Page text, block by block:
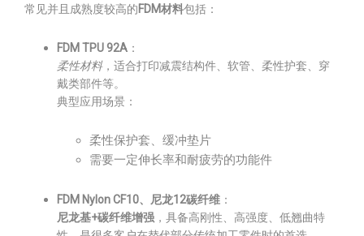
常见并且成熟度较高的FDM材料包括：
FDM TPU 92A ：
柔性材料，适合打印减震结构件、软管、柔性护套、穿
戴类部件等。
典型应用场景：
柔性保护套、缓冲垫片
需要一定伸长率和耐疲劳的功能件
FDM Nylon CF10、尼龙12碳纤维 ：
尼龙基+碳纤维增强 ，具备高刚性、高强度、低翘曲特